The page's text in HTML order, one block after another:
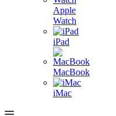
Apple
Watch
iPad
MacBook
iMac